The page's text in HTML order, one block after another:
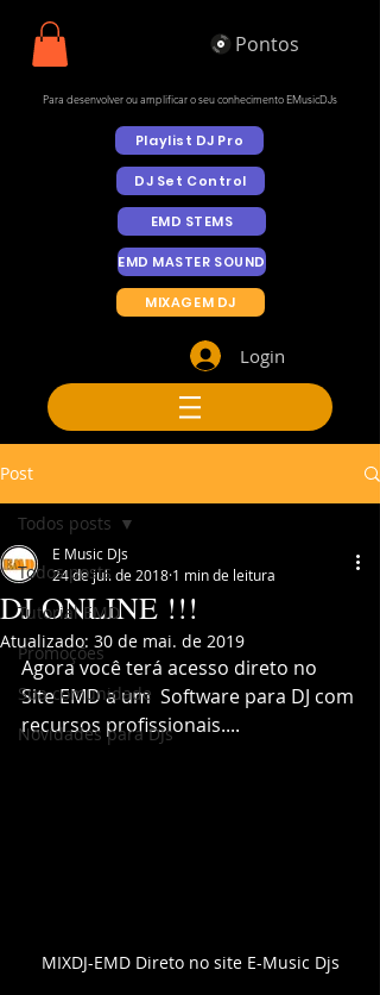
Pontos
Para desenvolver ou amplificar o seu conhecimento EMusicDJs
Playlist DJ Pro
DJ Set Control
EMD STEMS
EMD MASTER SOUND
MIXAGEM DJ
Login
Post
Todos posts
Tutorial EMD
Promoções
Sua comunidade
Novidades para DJs
Todos posts
DJ ONLINE !!!
E Music DJs
24 de jul. de 2018 1 min de leitura
Atualizado: 30 de mai. de 2019
Agora você terá acesso direto no
Site EMD a um  Software para DJ com
recursos profissionais....
MIXDJ-EMD Direto no site E-Music Djs